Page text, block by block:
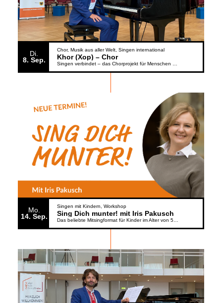
Di.
8 Sep.
Chor Musik aus aller Welt Singen international
Khor (Xop) – Chor
Singen verbindet – das Chorprojekt für Menschen aus der Ukraine
Mo.
14 Sep.
Singen mit Kindern Workshop
Sing Dich munter! mit Iris Pakusch
Das beliebte Mitsingformat für Kinder im Alter von 5 bis 6 Jahren geht weiter